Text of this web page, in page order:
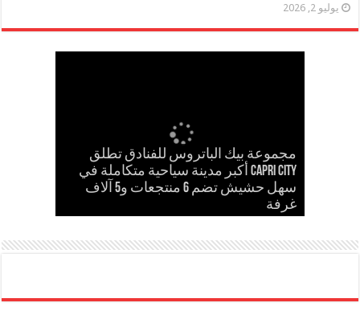
يوليو 2, 2026
مجموعة بيك الباتروس للفنادق تطلق
Capri City أكبر مدينة سياحية متكاملة في
سهل حشيش تضم 6 منتجعات و5 آلاف
غرفة
مدحت بركات يكتب: كلمة حق في حسام
حسن
مدحت بركات يستقبل الشيخ كامل مطر
في لقاء ودي حاشد بمنشية القناطر
بحضور قيادات القبائل والعائلات المصرية
إسلام حشاد وإبراهيم حشاد يخطفان
الأنظار بتصميم عالمي ارتدته سلمى عادل
في مهرجان كان
Cinema Track أول منصة رقمية لرصد
إيرادات السينما المصرية